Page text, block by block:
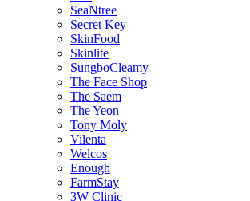
SeaNtree
Secret Key
SkinFood
Skinlite
SungboCleamy
The Face Shop
The Saem
The Yeon
Tony Moly
Vilenta
Welcos
Enough
FarmStay
3W Clinic